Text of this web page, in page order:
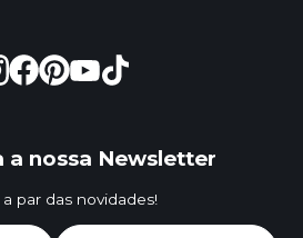
a nossa Newsletter
a par das novidades!